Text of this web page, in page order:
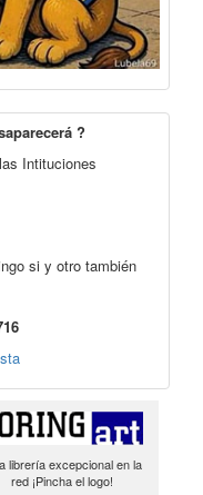
?
Intituciones
si y otro también
librería excepcional en la
red ¡Pincha el logo!